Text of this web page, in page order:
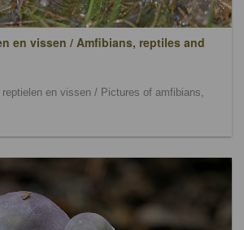
en vissen / Amfibians, reptiles and
en vissen / Pictures of amfibians,